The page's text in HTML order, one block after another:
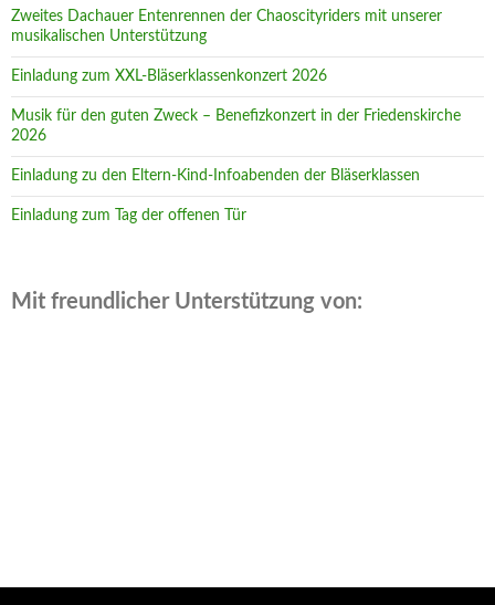
Zweites Dachauer Entenrennen der Chaoscityriders mit unserer
musikalischen Unterstützung
Einladung zum XXL-Bläserklassenkonzert 2026
Musik für den guten Zweck – Benefizkonzert in der Friedenskirche
2026
Einladung zu den Eltern-Kind-Infoabenden der Bläserklassen
Einladung zum Tag der offenen Tür
Mit freundlicher Unterstützung von: